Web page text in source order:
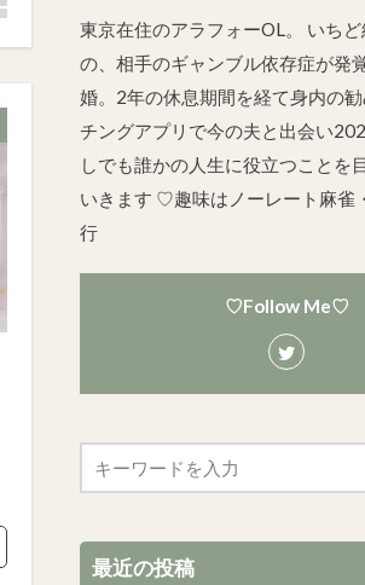
東京在住のアラフォーOL。 いち
の、相手のギャンブル依存症が発
婚。2年の休息期間を経て身内の
チングアプリで今の夫と出会い
しでも誰かの人生に役立つことを
いきます ♡趣味はノーレート麻雀
行
♡Follow Me♡
最近の投稿